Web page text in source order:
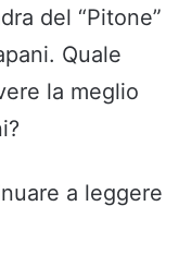
del “Pitone”
Quale
la meglio
a leggere